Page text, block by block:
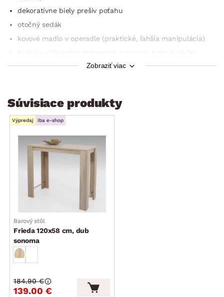
dekoratívne biely prešiv poťahu
otočný sedák
kovové madlo v operadle (praktické, ľahšia manipulácia)
odporúčaná nosnosť do 120 kg
dodávané v demonte
Zobraziť viac
Súvisiace produkty
Výpredaj Iba e-shop
Barový stôl
Frieda 120x58 cm, dub
sonoma
139.00 €
184.90 €